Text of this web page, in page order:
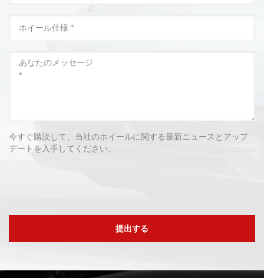
今すぐ購読して、当社のホイールに関する最新ニュースとアップ
デートを入手してください。
提出する